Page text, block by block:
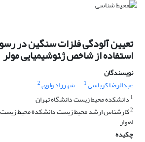
تعیین آلودگی فلزات سنگین در
استفاده از شاخص ژ‍ئوشیمیایی مولر
نویسندگان
عبدالرضا کرباسی1 شهرزاد ولوی2
1 دانشکده محیط زیست دانشگاه تهران
2کارشناس ارشد محیط زیست دانشکدة محیط زیست
اهواز
چکیده